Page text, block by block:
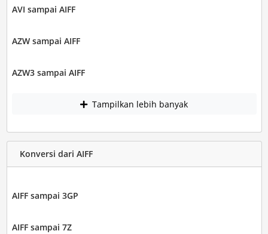
AVI sampai AIFF
AZW sampai AIFF
AZW3 sampai AIFF
Tampilkan lebih banyak
Konversi dari AIFF
AIFF sampai 3GP
AIFF sampai 7Z